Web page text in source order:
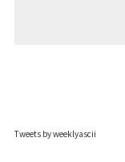
Tweets by weeklyascii